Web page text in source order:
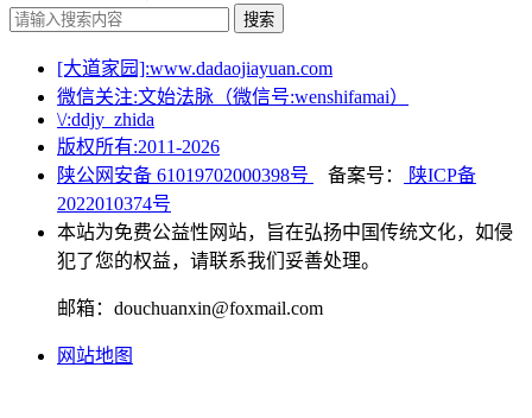
搜索
[大道家园]:www.dadaojiayuan.com
微信关注:文始法脉（微信号:wenshifamai）
\/:ddjy_zhida
版权所有:2011-2026
陕公网安备 61019702000398号
备案号：
陕ICP备
2022010374号
本站为免费公益性网站，旨在弘扬中国传统文化，如侵
犯了您的权益，请联系我们妥善处理。
邮箱：douchuanxin@foxmail.com
网站地图